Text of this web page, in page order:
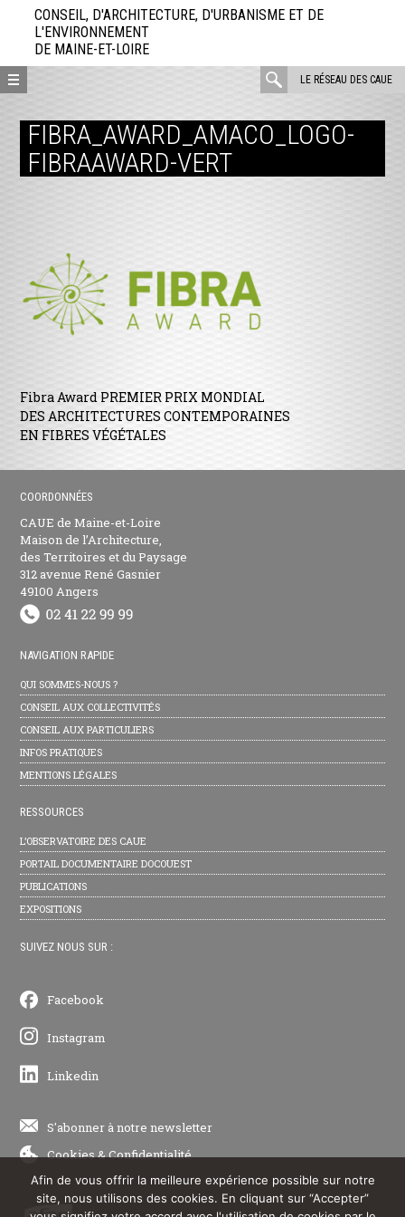
directement
contenu
CONSEIL, D'ARCHITECTURE, D'URBANISME ET DE
L'ENVIRONNEMENT
DE MAINE-ET-LOIRE
LE RÉSEAU DES CAUE
rechercher
FIBRA_AWARD_AMACO_LOGO-
FIBRAAWARD-VERT
Fibra Award PREMIER PRIX MONDIAL
DES ARCHITECTURES CONTEMPORAINES
EN FIBRES VÉGÉTALES
COORDONNÉES
CAUE de Maine-et-Loire
Maison de l’Architecture,
des Territoires et du Paysage
312 avenue René Gasnier
49100 Angers
NAVIGATION RAPIDE
QUI SOMMES-NOUS ?
CONSEIL AUX COLLECTIVITÉS
CONSEIL AUX PARTICULIERS
INFOS PRATIQUES
MENTIONS LÉGALES
RESSOURCES
L’OBSERVATOIRE DES CAUE
PORTAIL DOCUMENTAIRE DOCOUEST
PUBLICATIONS
EXPOSITIONS
SUIVEZ NOUS SUR :
Facebook
Instagram
Linkedin
S'abonner à notre newsletter
Cookies&Confidentialité
Afin de vous offrir la meilleure expérience possible sur notre
site, nous utilisons des cookies. En cliquant sur “Accepter”